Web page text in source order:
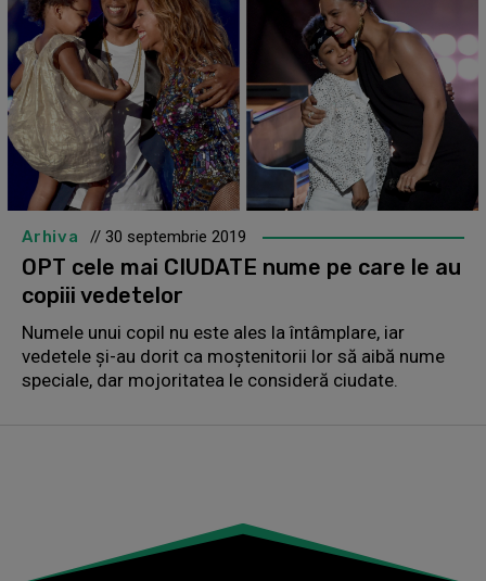
Arhiva // 30 septembrie 2019
OPT cele mai CIUDATE nume pe care le au
copiii vedetelor
Numele unui copil nu este ales la întâmplare, iar
vedetele și-au dorit ca moștenitorii lor să aibă nume
speciale, dar mojoritatea le consideră ciudate.